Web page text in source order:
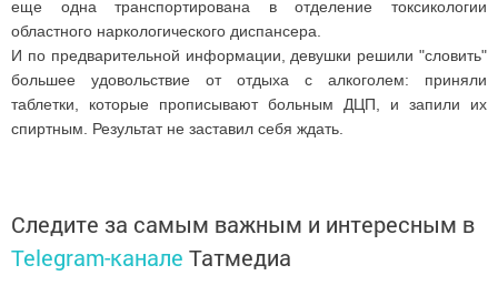
еще одна транспортирована в отделение токсикологии
областного наркологического диспансера.
И по предварительной информации, девушки решили "словить"
большее удовольствие от отдыха с алкоголем: приняли
таблетки, которые прописывают больным ДЦП, и запили их
спиртным. Результат не заставил себя ждать.
Следите за самым важным и интересным в
Telegram-канале Татмедиа